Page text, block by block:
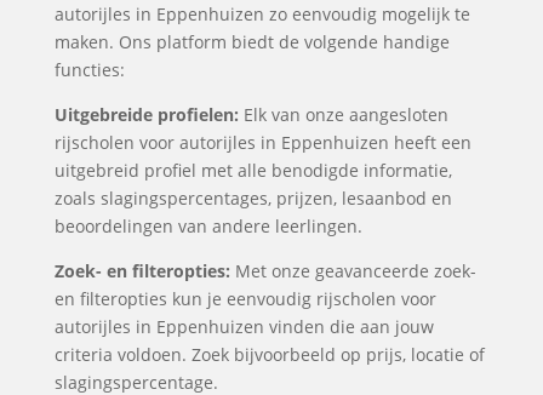
autorijles in Eppenhuizen zo eenvoudig mogelijk te
maken. Ons platform biedt de volgende handige
functies:
Uitgebreide profielen: Elk van onze aangesloten
rijscholen voor autorijles in Eppenhuizen heeft een
uitgebreid profiel met alle benodigde informatie,
zoals slagingspercentages, prijzen, lesaanbod en
beoordelingen van andere leerlingen.
Zoek- en filteropties: Met onze geavanceerde zoek-
en filteropties kun je eenvoudig rijscholen voor
autorijles in Eppenhuizen vinden die aan jouw
criteria voldoen. Zoek bijvoorbeeld op prijs, locatie of
slagingspercentage.